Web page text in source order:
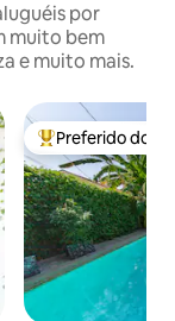
por
muito bem
e muito mais.
Entre os
Preferido dos